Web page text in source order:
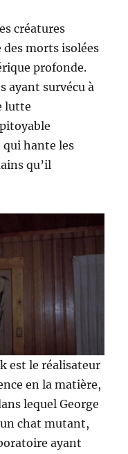
créatures
morts isolées
profonde.
ayant survécu à
lutte
qui hante les
qu’il
est le réalisateur
en la matière,
lequel George
chat mutant,
ayant